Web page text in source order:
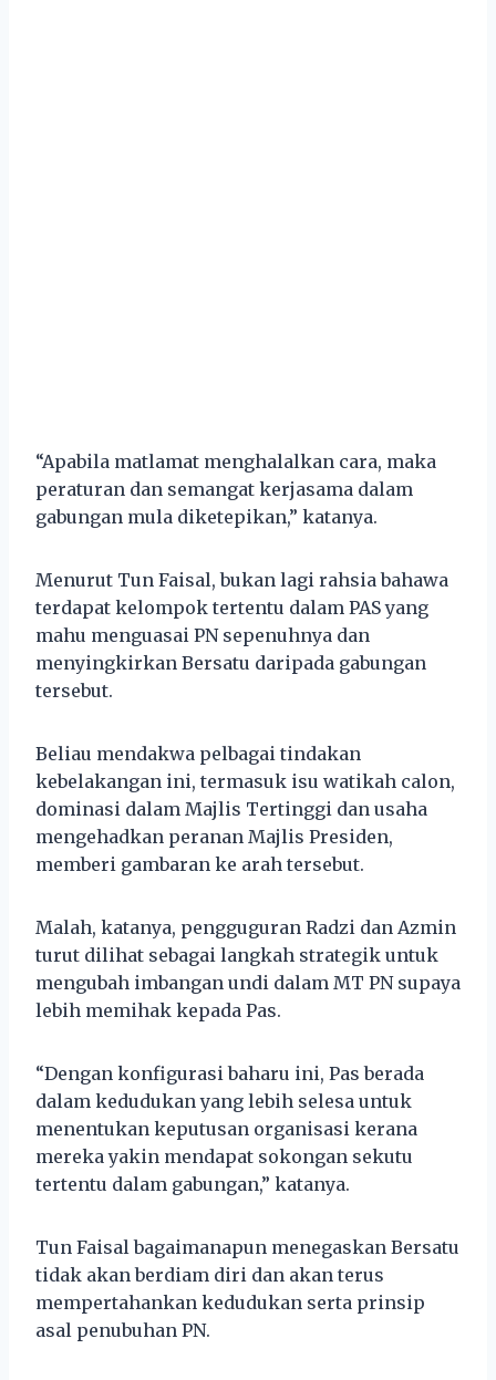
“Apabila matlamat menghalalkan cara, maka
peraturan dan semangat kerjasama dalam
gabungan mula diketepikan,” katanya.
Menurut Tun Faisal, bukan lagi rahsia bahawa
terdapat kelompok tertentu dalam PAS yang
mahu menguasai PN sepenuhnya dan
menyingkirkan Bersatu daripada gabungan
tersebut.
Beliau mendakwa pelbagai tindakan
kebelakangan ini, termasuk isu watikah calon,
dominasi dalam Majlis Tertinggi dan usaha
mengehadkan peranan Majlis Presiden,
memberi gambaran ke arah tersebut.
Malah, katanya, pengguguran Radzi dan Azmin
turut dilihat sebagai langkah strategik untuk
mengubah imbangan undi dalam MT PN supaya
lebih memihak kepada Pas.
“Dengan konfigurasi baharu ini, Pas berada
dalam kedudukan yang lebih selesa untuk
menentukan keputusan organisasi kerana
mereka yakin mendapat sokongan sekutu
tertentu dalam gabungan,” katanya.
Tun Faisal bagaimanapun menegaskan Bersatu
tidak akan berdiam diri dan akan terus
mempertahankan kedudukan serta prinsip
asal penubuhan PN.